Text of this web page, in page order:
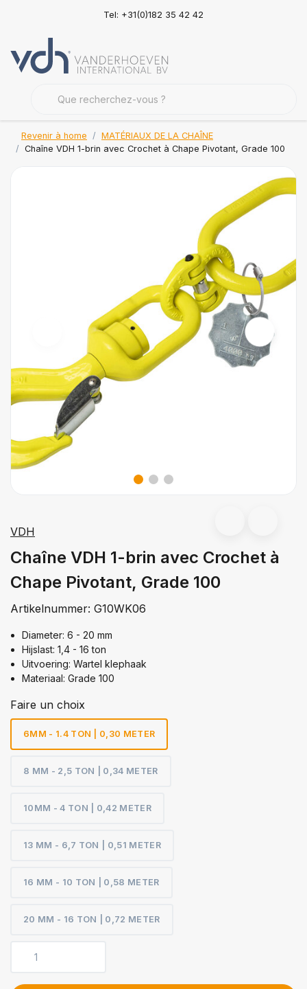
Tel: +31(0)182 35 42 42
Revenir à home
MATÉRIAUX DE LA CHAÎNE
Chaîne VDH 1-brin avec Crochet à Chape Pivotant, Grade 100
VDH
Chaîne VDH 1-brin avec Crochet à
Chape Pivotant, Grade 100
Artikelnummer: G10WK06
Diameter: 6 - 20 mm
Hijslast: 1,4 - 16 ton
Uitvoering: Wartel klephaak
Materiaal: Grade 100
Faire un choix
6MM - 1.4 TON | 0,30 METER
8 MM - 2,5 TON | 0,34 METER
10MM - 4 TON | 0,42 METER
13 MM - 6,7 TON | 0,51 METER
16 MM - 10 TON | 0,58 METER
20 MM - 16 TON | 0,72 METER